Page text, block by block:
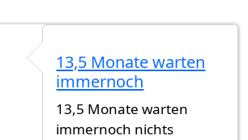
13,5 Monate warten
immernoch
13,5 Monate warten
immernoch nichts